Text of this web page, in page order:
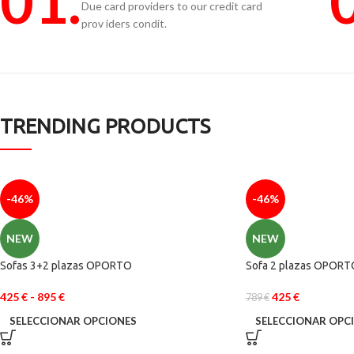
Due card providers to our credit card
prov iders condit.
TRENDING PRODUCTS
-46%
NEW
Sofas 3+2 plazas OPORTO
425€ - 895€
SELECCIONAR OPCIONES
-46%
NEW
Sofa 2 plazas
789€ 425€
SELECCIONAR